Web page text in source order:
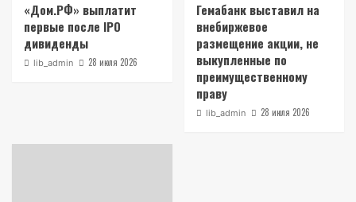
«Дом.РФ» выплатит
первые после IPO
дивиденды
lib_admin 28 июля 2026
Гемабанк выставил на
внебиржевое
размещение акции, не
выкупленные по
преимущественному
праву
lib_admin 28 июля 2026